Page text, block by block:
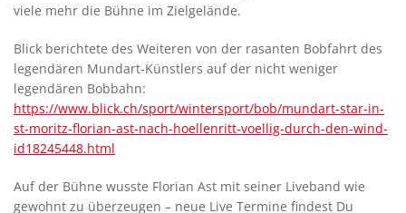
viele mehr die Bühne im Zielgelände.
Blick berichtete des Weiteren von der rasanten Bobfahrt des
legendären Mundart-Künstlers auf der nicht weniger
legendären Bobbahn:
https://www.blick.ch/sport/wintersport/bob/mundart-star-in-
st-moritz-florian-ast-nach-hoellenritt-voellig-durch-den-wind-
id18245448.html
Auf der Bühne wusste Florian Ast mit seiner Liveband wie
gewohnt zu überzeugen – neue Live Termine findest Du